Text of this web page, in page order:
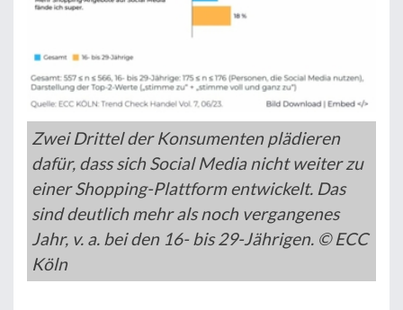
Zwei Drittel der Konsumenten plädieren
dafür, dass sich Social Media nicht weiter zu
einer Shopping-Plattform entwickelt. Das
sind deutlich mehr als noch vergangenes
Jahr, v. a. bei den 16- bis 29-Jährigen. © ECC
Köln